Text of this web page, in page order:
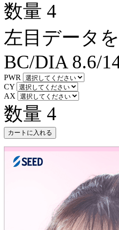
数量 4
左目データ
BC/DIA 8.6/
PWR
CY
AX
数量 4
カートに入れる